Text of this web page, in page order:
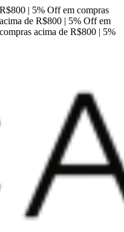
| 5% Off em compras
de R$800 | 5% Off em
acima de R$800 | 5%